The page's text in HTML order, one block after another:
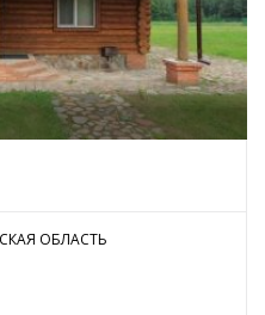
ОБЛАСТЬ